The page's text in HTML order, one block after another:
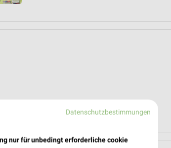
Datenschutzbestimmungen
nur für unbedingt erforderliche cookie